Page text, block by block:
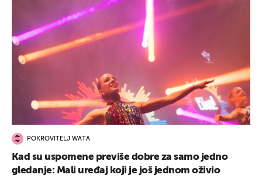
POKROVITELJ WATA
Kad su uspomene previše dobre za samo jedno
gledanje: Mali uređaj koji je još jednom oživio